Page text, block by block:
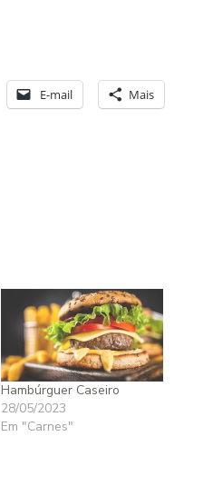
E-mail Mais
Hambúrguer Caseiro
28/05/2023
Em "Carnes"